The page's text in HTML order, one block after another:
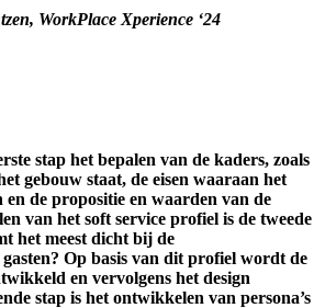
WorkPlace Xperience ‘24
stap het bepalen van de kaders, zoals
gebouw staat, de eisen waaraan het
en de propositie en waarden van de
van het soft service profiel is de tweede
het meest dicht bij de
Op basis van dit profiel wordt de
en vervolgens het design
stap is het ontwikkelen van persona’s